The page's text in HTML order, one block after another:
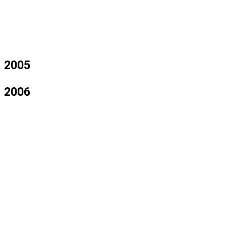
2005
2006